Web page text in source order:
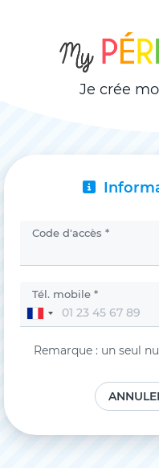
Je crée
Code d'accès *
Tél. mobile *
Remarque : un seul